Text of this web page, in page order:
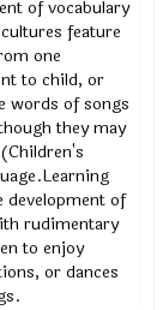
of vocabulary
feature
one
to child, or
words of songs
they may
development of
rudimentary
to enjoy
or dances